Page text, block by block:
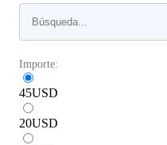
Importe:
45USD
20USD